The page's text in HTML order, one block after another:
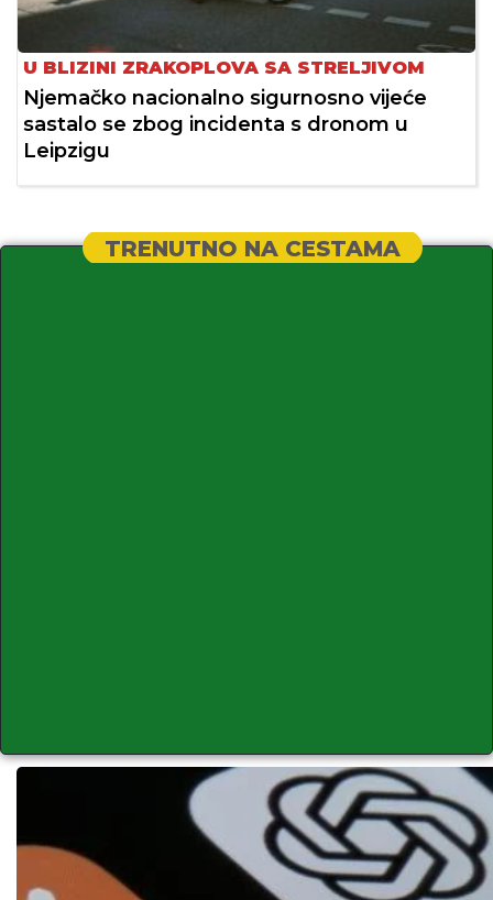
U BLIZINI ZRAKOPLOVA SA STRELJIVOM
Njemačko nacionalno sigurnosno vijeće
sastalo se zbog incidenta s dronom u
Leipzigu
TRENUTNO NA CESTAMA